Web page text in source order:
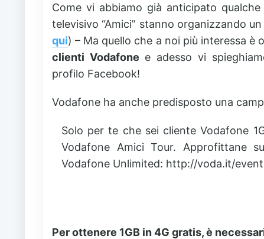
Come vi abbiamo già anticipato
televisivo “Amici” stanno organizzando
qui) – Ma quello che a noi più interessa è
clienti Vodafone e adesso vi
profilo Facebook!
Vodafone ha anche predisposto una
Solo per te che sei cliente Vodafone
Vodafone Amici Tour. Approfittane
Vodafone Unlimited: http://voda.it/
Per ottenere 1GB in 4G gratis, è